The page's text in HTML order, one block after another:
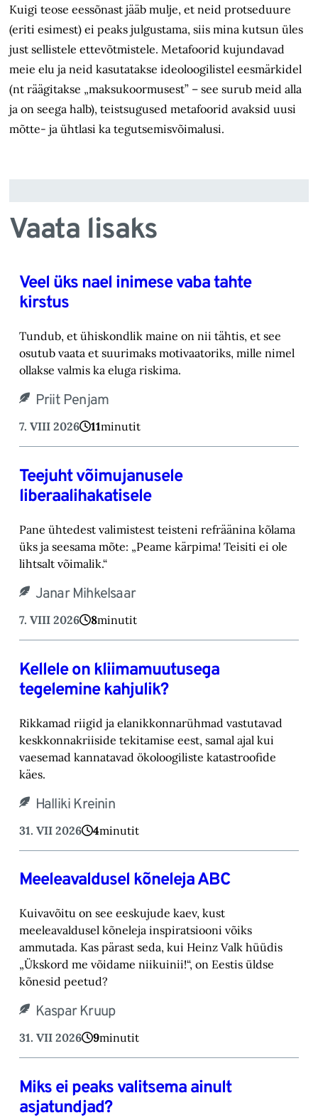
Kuigi teose eessõnast jääb mulje, et neid protseduure
(eriti esimest) ei peaks julgustama, siis mina kutsun üles
just sellistele ettevõtmistele. Metafoorid kujundavad
meie elu ja neid kasutatakse ideoloogilistel eesmärkidel
(nt räägitakse „maksukoormusest” – see surub meid alla
ja on seega halb), teistsugused metafoorid avaksid uusi
mõtte- ja ühtlasi ka tegutsemisvõimalusi.
Vaata lisaks
Veel üks nael inimese vaba tahte
kirstus
Tundub, et ühiskondlik maine on nii tähtis, et see
osutub vaata et suurimaks motivaatoriks, ‎mille nimel
ollakse valmis ka eluga riskima.‎
Priit Penjam
7. VIII 2026 11minutit
Teejuht võimujanusele
liberaalihakatisele
Pane ühtedest valimistest teisteni refräänina kõlama
üks ja seesama mõte: „Peame kärpima! ‎Teisiti ei ole
lihtsalt võimalik.“‎
Janar Mihkelsaar
7. VIII 2026 8minutit
Kellele on kliimamuutusega
tegelemine kahjulik?
Rikkamad riigid ja elanikkonnarühmad vastutavad
keskkonnakriiside tekitamise eest, samal ajal kui
vaesemad kannatavad ökoloogiliste katastroofide
käes.
Halliki Kreinin
31. VII 2026 4minutit
Meeleavaldusel kõneleja ABC
Kuivavõitu on see eeskujude kaev, kust
meeleavaldusel kõneleja inspiratsiooni võiks
ammutada. Kas pärast seda, kui Heinz Valk hüüdis
„Ükskord me võidame niikuinii!“, on Eestis üldse
kõnesid peetud?
Kaspar Kruup
31. VII 2026 9minutit
Miks ei peaks valitsema ainult
asjatundjad?